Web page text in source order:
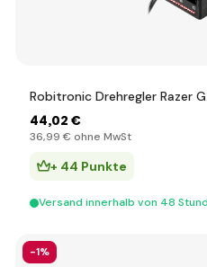
Robitronic Drehregler Razer
44,02 €
36,99 € ohne MwSt
+ 44 Punkte
Versand innerhalb von 48
-1%